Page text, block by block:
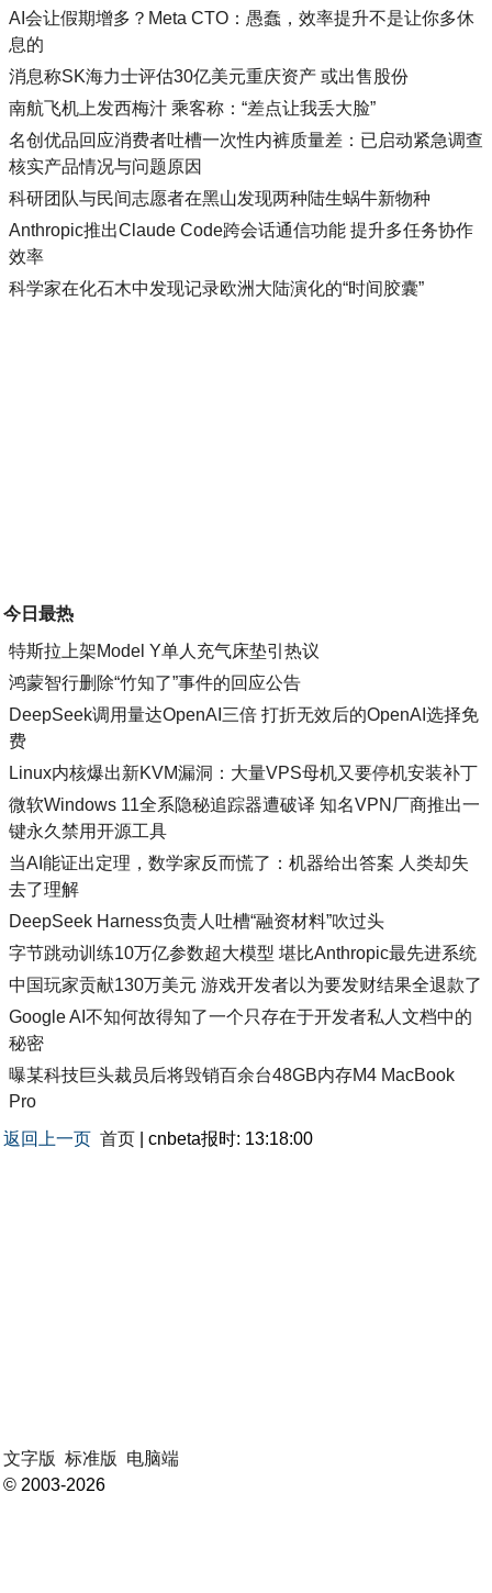
AI会让假期增多？Meta CTO：愚蠢，效率提升不是让你多休
息的
消息称SK海力士评估30亿美元重庆资产 或出售股份
南航飞机上发西梅汁 乘客称：“差点让我丢大脸”
名创优品回应消费者吐槽一次性内裤质量差：已启动紧急调查
核实产品情况与问题原因
科研团队与民间志愿者在黑山发现两种陆生蜗牛新物种
Anthropic推出Claude Code跨会话通信功能 提升多任务协作
效率
科学家在化石木中发现记录欧洲大陆演化的“时间胶囊”
今日最热
特斯拉上架Model Y单人充气床垫引热议
鸿蒙智行删除“竹知了”事件的回应公告
DeepSeek调用量达OpenAI三倍 打折无效后的OpenAI选择免
费
Linux内核爆出新KVM漏洞：大量VPS母机又要停机安装补丁
微软Windows 11全系隐秘追踪器遭破译 知名VPN厂商推出一
键永久禁用开源工具
当AI能证出定理，数学家反而慌了：机器给出答案 人类却失
去了理解
DeepSeek Harness负责人吐槽“融资材料”吹过头
字节跳动训练10万亿参数超大模型 堪比Anthropic最先进系统
中国玩家贡献130万美元 游戏开发者以为要发财结果全退款了
Google AI不知何故得知了一个只存在于开发者私人文档中的
秘密
曝某科技巨头裁员后将毁销百余台48GB内存M4 MacBook
Pro
返回上一页 首页 | cnbeta报时: 13:18:00
文字版 标准版
电脑端
© 2003-2026